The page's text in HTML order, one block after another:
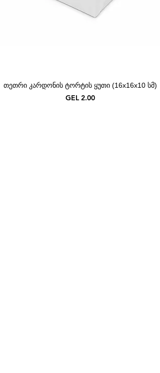
თეთრი კარდონის ტორტის ყუთი (16x16x10 სმ)
Price
GEL 2.00